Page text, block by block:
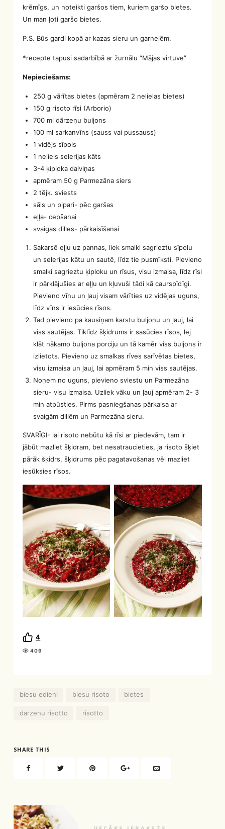
krēmīgs, un noteikti garšos tiem, kuriem garšo bietes.
Un man ļoti garšo bietes.
P.S. Būs gardi kopā ar kazas sieru un garnelēm.
*recepte tapusi sadarbībā ar žurnālu “Mājas virtuve”
Nepieciešams:
250 g vārītas bietes (apmēram 2 nelielas bietes)
150 g risoto rīsi (Arborio)
700 ml dārzeņu buljons
100 ml sarkanvīns (sauss vai pussauss)
1 vidējs sīpols
1 neliels selerijas kāts
3-4 ķiploka daiviņas
apmēram 50 g Parmezāna siers
2 tējk. sviests
sāls un pipari- pēc garšas
eļļa- cepšanai
svaigas dilles- pārkaisīšanai
Sakarsē eļļu uz pannas, liek smalki sagrieztu sīpolu
un selerijas kātu un sautē, līdz tie pusmīksti. Pievieno
smalki sagrieztu ķiploku un rīsus, visu izmaisa, līdz rīsi
ir pārklājušies ar eļļu un kļuvuši tādi kā caurspīdīgi.
Pievieno vīnu un ļauj visam vārīties uz vidējas uguns,
līdz vīns ir iesūcies rīsos.
Tad pievieno pa kausiņam karstu buljonu un ļauj, lai
viss sautējas. Tiklīdz šķidrums ir sasūcies rīsos, lej
klāt nākamo buljona porciju un tā kamēr viss buljons ir
izlietots. Pievieno uz smalkas rīves sarīvētas bietes,
visu izmaisa un ļauj, lai apmēram 5 min viss sautējas.
Noņem no uguns, pievieno sviestu un Parmezāna
sieru- visu izmaisa. Uzliek vāku un ļauj apmēram 2- 3
min atpūsties. Pirms pasniegšanas pārkaisa ar
svaigām dillēm un Parmezāna sieru.
SVARĪGI- lai risoto nebūtu kā rīsi ar piedevām, tam ir
jābūt mazliet šķidram, bet nesatraucieties, ja risoto šķiet
pārāk šķidrs, šķidrums pēc pagatavošanas vēl mazliet
iesūksies rīsos.
4
409
biesu edieni biesu risoto bietes
darzenu risotto risotto
SHARE THIS